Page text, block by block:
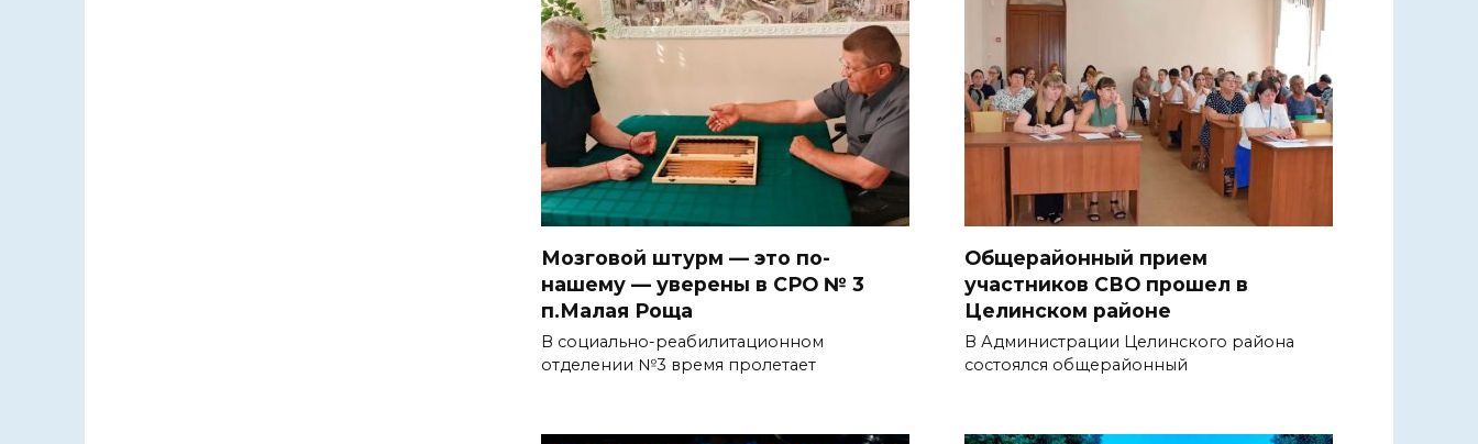
Мозговой штурм — это по-
нашему — уверены в СРО № 3
п.Малая Роща
В социально-реабилитационном
отделении №3 время пролетает
Общерайонный прием
участников СВО прошел в
Целинском районе
В Администрации Целинского района
состоялся общерайонный